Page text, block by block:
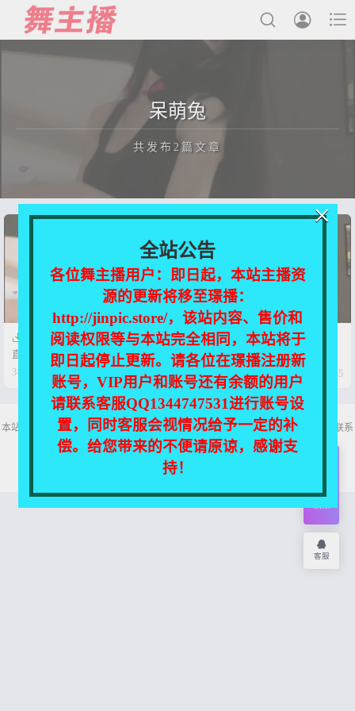



主播合集
充值&解压说明
用户中心
会员登陆
呆萌兔
共发布2篇文章
正在为您加载新内容

【抖音】呆萌兔 兔兔啊 会员群
直播热舞合集【24V-2.8G】
3年前
 0  54
 【抖音福利】呆萌兔丨兔兔啊
会员群 直播热舞合集【24V-2.8G】
 55
本站所有资源均收集自互联网，仅供个人欣赏交流，如不慎侵犯了您的权益，请联系
我们，我们将尽快处理！
Copyright © 2026 舞主播
全站公告
各位舞主播用户：即日起，本站主播资
源的更新将移至璟播：
http://jinpic.store/，该站内容、售价和
阅读权限等与本站完全相同，本站将于
即日起停止更新。请各位在璟播注册新
账号，VIP用户和账号还有余额的用户
请联系客服QQ1344747531进行账号设
置，同时客服会视情况给予一定的补
偿。给您带来的不便请原谅，感谢支
持！
×
会员
客服